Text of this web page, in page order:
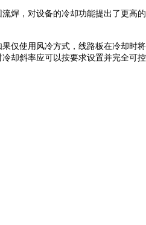
焊，对设备的冷却功能提出了更高
仅使用风冷方式，线路板在冷却时
却斜率应可以按要求设置并完全可控